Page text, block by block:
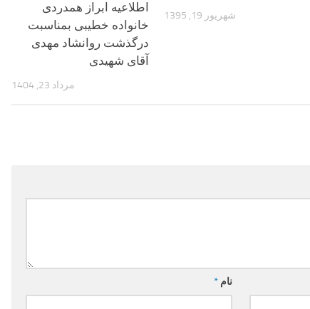
اطلاعیه ابراز همدردی
خانواده خطیبی بمناسبت
درگذشت روانشاد مهدی
آقای شهیدی
مرداد 23, 1404
شهریور 19, 1395
نام*